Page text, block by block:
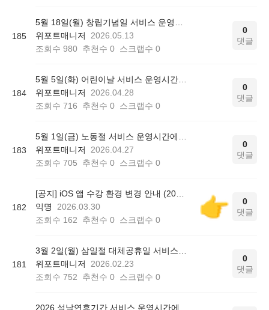
185
위포트매니저
2026.05.13
조회수 980 추천수 0 스크랩수 0
0
댓글
184
위포트매니저
2026.04.28
조회수 716 추천수 0 스크랩수 0
0
댓글
183
위포트매니저
2026.04.27
조회수 705 추천수 0 스크랩수 0
0
댓글
182
익명
2026.03.30
조회수 162 추천수 0 스크랩수 0
0
댓글
181
위포트매니저
2026.02.23
조회수 752 추천수 0 스크랩수 0
0
댓글